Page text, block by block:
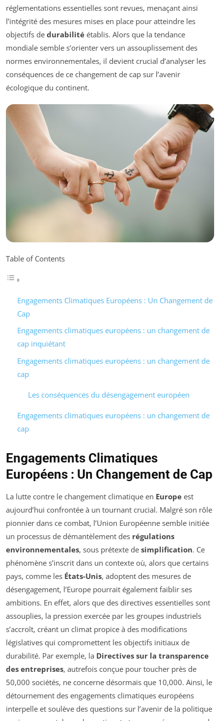
réglementations essentielles sont revues, menaçant ainsi
l’intégrité des mesures mises en place pour atteindre les
objectifs de durabilité établis. Alors que la tendance
mondiale semble s’orienter vers un assouplissement des
normes environnementales, il devient crucial d’analyser les
conséquences de ce changement de cap sur l’avenir
écologique du continent.
Table of Contents
Engagements Climatiques Européens : Un Changement de
Cap
Engagements climatiques européens : un changement de
cap inquiétant
Engagements climatiques européens : un changement de
cap
Les conséquences du désengagement européen
Engagements climatiques européens : un changement de
cap
Engagements Climatiques
Européens : Un Changement de Cap
La lutte contre le changement climatique en Europe est
aujourd’hui confrontée à un tournant crucial. Malgré son rôle
pionnier dans ce combat, l’Union Européenne semble initiée
un processus de démantèlement des régulations
environnementales, sous prétexte de simplification. Ce
phénomène s’inscrit dans un contexte où, alors que certains
pays, comme les États-Unis, adoptent des mesures de
désengagement, l’Europe pourrait également faiblir ses
ambitions. En effet, alors que des directives essentielles sont
assouplies, la pression exercée par les groupes industriels
s’accroît, créant un climat propice à des modifications
législatives qui compromettent les objectifs initiaux de
durabilité. Par exemple, la Directives sur la transparence
des entreprises, autrefois conçue pour toucher près de
50,000 sociétés, ne concerne désormais que 10,000. Ainsi, le
détournement des engagements climatiques européens
interpelle et soulève des questions sur l’avenir de la politique